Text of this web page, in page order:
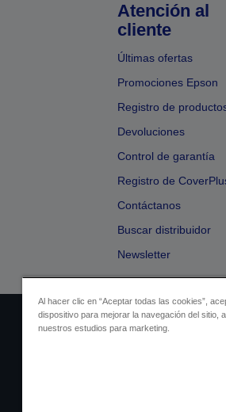
Atención al
cliente
Últimas ofertas
Promociones Epson
Registro de
Devoluciones
Control de garantía
Registro de
Contáctanos
Buscar distribuidor
Newsletter
Identificación del
Al hacer clic en “Aceptar todas las cookies”,
dispositivo para mejorar la navegación del sitio,
nuestros estudios para marketing.